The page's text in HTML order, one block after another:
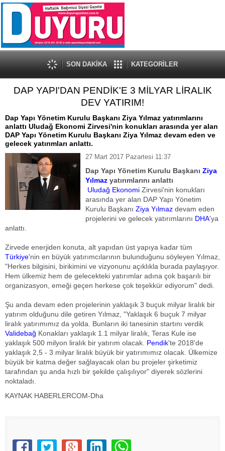
SON DAKİKA KATEGORİLER
DAP YAPI'DAN PENDİK'E 3 MİLYAR LİRALIK
DEV YATIRIM!
Dap Yapı Yönetim Kurulu Başkanı Ziya Yılmaz yatırımlarını
anlattı Uludağ Ekonomi Zirvesi'nin konukları arasında yer alan
DAP Yapı Yönetim Kurulu Başkanı Ziya Yılmaz devam eden ve
gelecek yatırımları anlattı.
27 Mart 2017 Pazartesi 11:37
Dap Yapı Yönetim Kurulu Başkanı Ziya
Yılmaz yatırımlarını anlattı
Uludağ Ekonomi Zirvesi'nin konukları
arasında yer alan DAP Yapı Yönetim
Kurulu Başkanı Ziya Yılmaz devam eden
projelerini ve gelecek yatırımlarını DHA'ya
anlattı.
Zirvede enerjiden konuta, alt yapıdan üst yapıya kadar tüm
Türkiye'nin en büyük yatırımcılarının bulunduğunu söyleyen Yılmaz,
"Herkes bilgisini, birikimini ve vizyonunu açıklıkla burada paylaşıyor.
Hem ülkemiz hem de gelecekteki yatırımlar adına çok başarılı bir
organizasyon, emeği geçen herkese çok teşekkür ediyorum" dedi.
Şu anda devam eden projelerinin yaklaşık 3 buçuk milyar liralık bir
yatırım olduğunu dile getiren Yılmaz, "Yaklaşık 6 buçuk 7 milyar
liralık yatırımımız da yolda. Bunların iki tanesinin startını verdik
Validebağ Konakları yaklaşık 1.1 milyar liralık, Teras Kule ise
yaklaşık 500 milyon liralık bir yatırım olacak. Pendik'te 2018'de
yaklaşık 2,5 - 3 milyar liralık büyük bir yatırımımız olacak. Ülkemize
büyük bir katma değer sağlayacak olan bu projeler şirketimiz
tarafından şu anda hızlı bir şekilde çalışılıyor" diyerek sözlerini
noktaladı.
KAYNAK HABERLERCOM-Dha